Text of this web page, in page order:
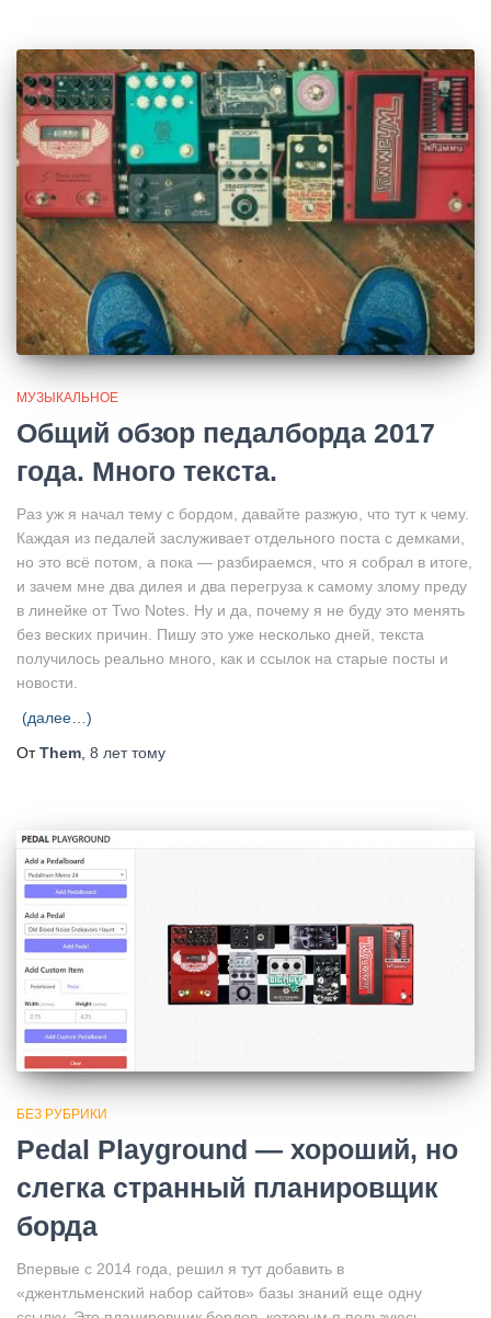
МУЗЫКАЛЬНОЕ
Общий обзор педалборда 2017
года. Много текста.
Раз уж я начал тему с бордом, давайте разжую, что тут к чему.
Каждая из педалей заслуживает отдельного поста с демками,
но это всё потом, а пока — разбираемся, что я собрал в итоге,
и зачем мне два дилея и два перегруза к самому злому преду
в линейке от Two Notes. Ну и да, почему я не буду это менять
без веских причин. Пишу это уже несколько дней, текста
получилось реально много, как и ссылок на старые посты и
новости.
(далее…)
ОтThem 8 леттому
БЕЗ РУБРИКИ
Pedal Playground — хороший, но
слегка странный планировщик
борда
Впервые с 2014 года, решил я тут добавить в
«джентльменский набор сайтов» базы знаний еще одну